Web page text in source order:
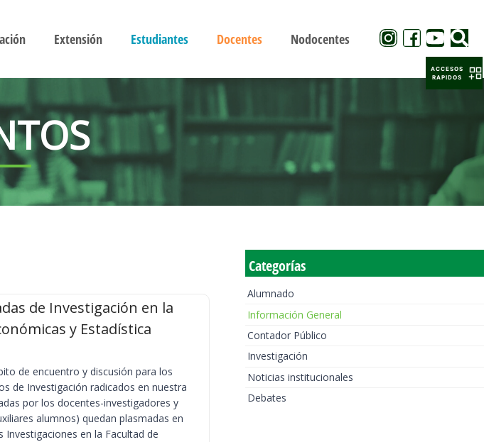
Extensión Estudiantes Docentes Nodocentes
de Investigación en la
y Estadística
de encuentro y discusión para los
de Investigación radicados en nuestra
por los docentes-investigadores y
alumnos) quedan plasmadas en
Investigaciones en la Facultad de
Categorías
Alumnado
Información General
Contador Público
Investigación
Noticias institucionales
Debates
ACCESOS
RAPIDOS